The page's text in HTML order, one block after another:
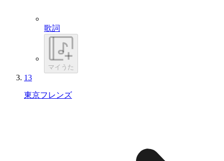
歌詞
マイうた
13
東京フレンズ